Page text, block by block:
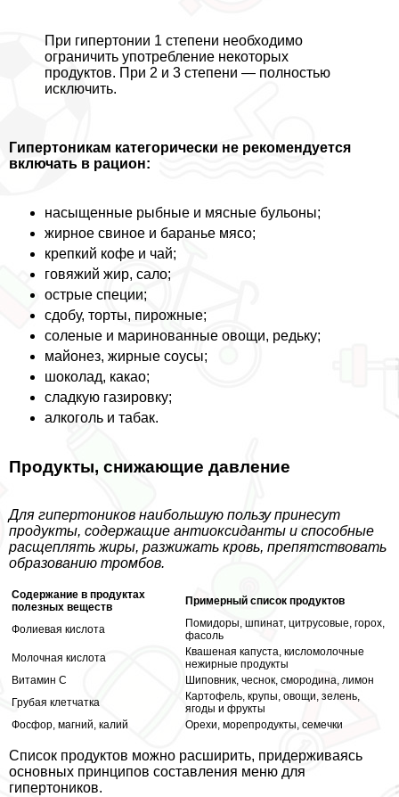
При гипертонии 1 степени необходимо
ограничить употрeбление некоторых
продуктов. При 2 и 3 степени — полностью
исключить.
Гипертоникам категорически не рекомендуется
включать в рацион:
насыщенные рыбные и мясные бульоны;
жирное свиное и бapaнье мясо;
крепкий кофе и чай;
говяжий жир, сало;
острые специи;
сдобу, торты, пирожные;
соленые и маринованные овощи, редьку;
майонез, жирные соусы;
шоколад, какао;
сладкую газировку;
алкоголь и табак.
Продукты, снижающие давление
Для гипертоников наибольшую пользу принесут
продукты, содержащие антиоксиданты и способные
расщеплять жиры, разжижать кровь, препятствовать
образованию тромбов.
Содержание в продуктах
полезных веществ
Примерный список продуктов
Фолиевая кислота
Помидоры, шпинат, цитрусовые, горох,
фасоль
Молочная кислота
Квашеная капуста, кисломолочные
нежирные продукты
Витамин С
Шиповник, чеснок, смородина, лимон
Грубая клетчатка
Картофель, крупы, овощи, зелень,
ягоды и фрукты
Фосфор, магний, калий
Орехи, морепродукты, семечки
Список продуктов можно расширить, придерживаясь
основных принципов составления меню для
гипертоников.